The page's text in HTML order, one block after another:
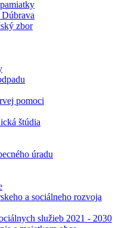
Dúbrava
zbor
pomoci
štúdia
úradu
a sociálneho rozvoja
služieb 2021 - 2030